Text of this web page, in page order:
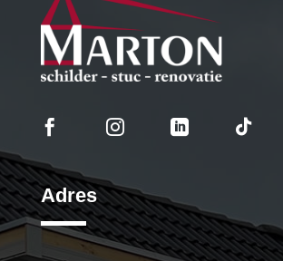
   
Adres